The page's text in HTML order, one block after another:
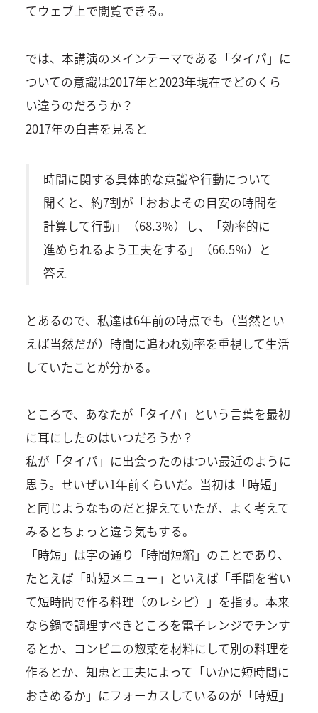
てウェブ上で閲覧できる。
では、本講演のメインテーマである「タイパ」に
ついての意識は2017年と2023年現在でどのくら
い違うのだろうか？
2017年の白書を見ると
時間に関する具体的な意識や行動について
聞くと、約7割が「おおよその目安の時間を
計算して行動」（68.3％）し、「効率的に
進められるよう工夫をする」（66.5％）と
答え
とあるので、私達は6年前の時点でも（当然とい
えば当然だが）時間に追われ効率を重視して生活
していたことが分かる。
ところで、あなたが「タイパ」という言葉を最初
に耳にしたのはいつだろうか？
私が「タイパ」に出会ったのはつい最近のように
思う。せいぜい1年前くらいだ。当初は「時短」
と同じようなものだと捉えていたが、よく考えて
みるとちょっと違う気もする。
「時短」は字の通り「時間短縮」のことであり、
たとえば「時短メニュー」といえば「手間を省い
て短時間で作る料理（のレシピ）」を指す。本来
なら鍋で調理すべきところを電子レンジでチンす
るとか、コンビニの惣菜を材料にして別の料理を
作るとか、知恵と工夫によって「いかに短時間に
おさめるか」にフォーカスしているのが「時短」